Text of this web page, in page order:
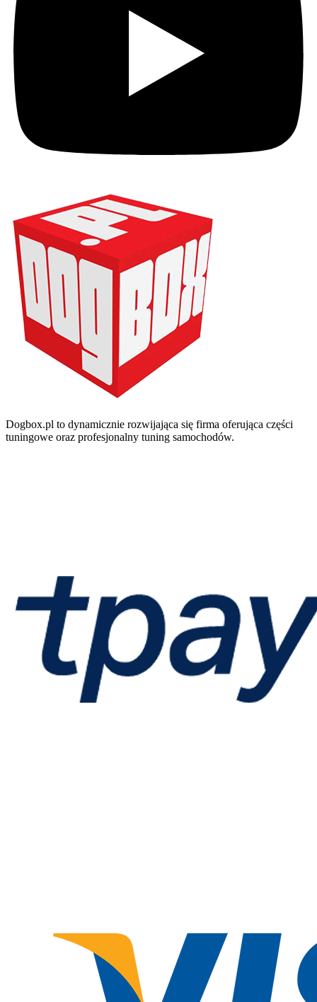
Dogbox.pl to dynamicznie rozwijająca się firma oferująca części
tuningowe oraz profesjonalny tuning samochodów.